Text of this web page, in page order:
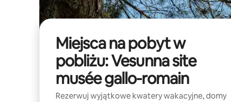
Miejsca na pobyt w
pobliżu: Vesunna site
musée gallo-romain
Rezerwuj wyjątkowe kwatery wakacyjne, domy